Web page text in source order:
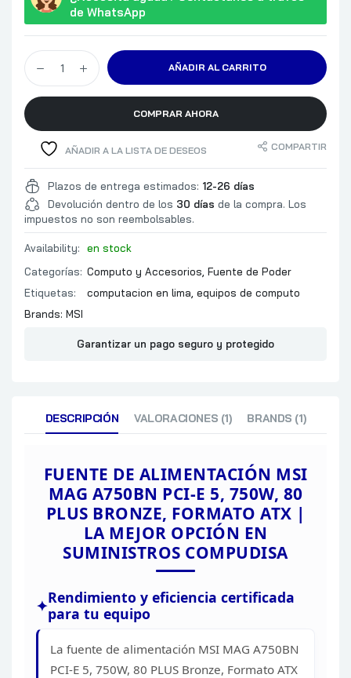
CONECTORES DE FUENTE
1 x 8-pin PCIe
Conectores
Perifericos 4
1 x 16-pin
VENTILADOR INTERNO
SI
CERTIFICACIONES
OTP
SCP
LARGO FUENTE POWER
de WhatsApp
AÑADIR AL CARRITO
COMPRAR AHORA
AÑADIR A LA LISTA DE DESEOS COMPARTIR
Plazos de entrega estimados: 12-26 días
Devolución dentro de los 30 días de la compra. Los
impuestos no son reembolsables.
Availability:
en stock
Categorías: Computo y Accesorios Fuente de Poder
Etiquetas:
computacion en lima equipos de computo
Brands: MSI
Garantizar un pago seguro y protegido
DESCRIPCIÓN VALORACIONES (1) BRANDS (1)
FUENTE DE ALIMENTACIÓN MSI
MAG A750BN PCI-E 5, 750W, 80
PLUS BRONZE, FORMATO ATX |
LA MEJOR OPCIÓN EN
SUMINISTROS COMPUDISA
Rendimiento y eficiencia certificada
para tu equipo
La fuente de alimentación MSI MAG A750BN
PCI-E 5, 750W, 80 PLUS Bronze, Formato ATX